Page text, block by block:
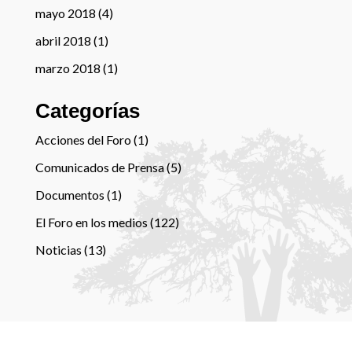
mayo 2018 (4)
abril 2018 (1)
marzo 2018 (1)
Categorías
Acciones del Foro(1)
Comunicados de Prensa(5)
Documentos (1)
El Foro en los medios (122)
Noticias (13)